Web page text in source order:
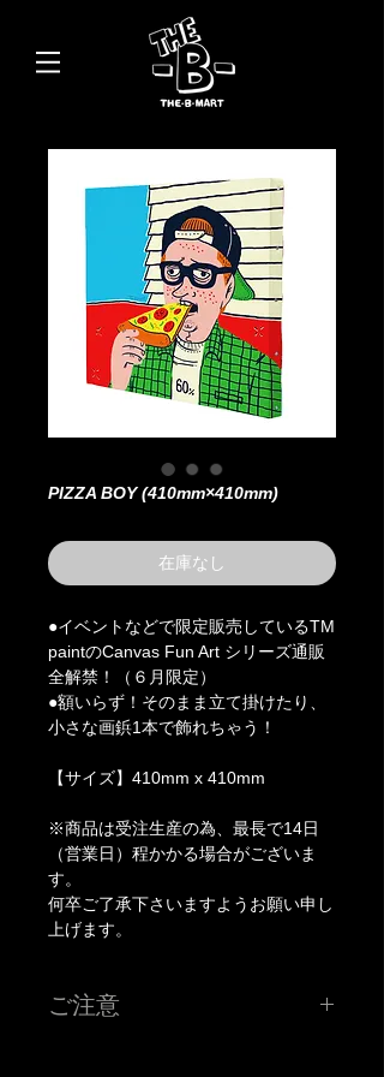
PIZZA BOY (410mm×410mm)
在庫なし
●イベントなどで限定販売しているTM
paintのCanvas Fun Art シリーズ通販
全解禁！（６月限定）
●額いらず！そのまま立て掛けたり、
小さな画鋲1本で飾れちゃう！
【サイズ】410mm x 410mm
※商品は受注生産の為、最長で14日
（営業日）程かかる場合がございま
す。
何卒ご了承下さいますようお願い申し
上げます。
ご注意